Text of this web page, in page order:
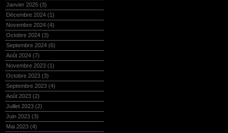
Janvier 2025 (3)
Décembre 2024 (1)
Novembre 2024 (4)
Octobre 2024 (3)
Septembre 2024 (6)
Août 2024 (7)
Novembre 2023 (1)
Octobre 2023 (3)
Septembre 2023 (4)
Août 2023 (2)
Juillet 2023 (2)
Juin 2023 (3)
Mai 2023 (4)